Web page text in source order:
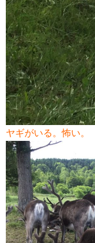
ヤギがいる。怖い。